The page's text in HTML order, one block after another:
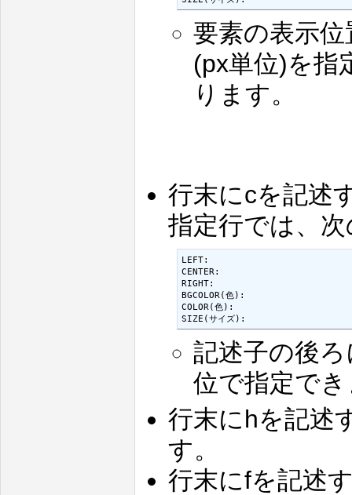
要素の表示
(px単位)を指
ります。
行末にcを記述
指定行では、
LEFT:
CENTER:
RIGHT:
BGCOLOR(色):
COLOR(色):
SIZE(サイズ):
記述子の後
位で指定で
行末にhを記述
す。
行末にfを記述